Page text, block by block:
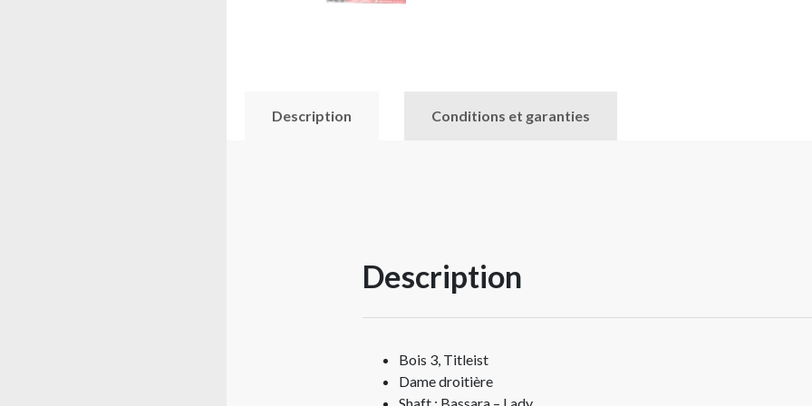
Description Conditions et garanties
Description
Bois 3, Titleist
Dame droitière
Shaft : Bassara – Lady